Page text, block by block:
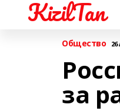
KizilTan
Общество
за